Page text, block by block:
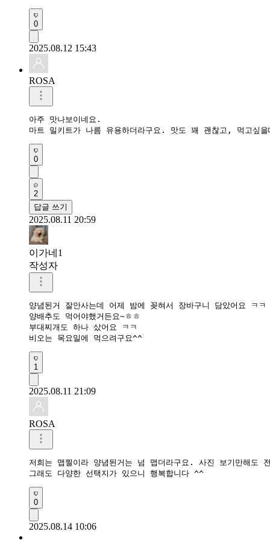
0
2025.08.12 15:43
ROSA
아주 맛나보이네요.
마트 밀키트가 나름 유용하더라구요. 맛도 꽤 괜찮고, 먹고싶
0
2
답글 쓰기
2025.08.11 20:59
이가네1
작성자
양념된거 잘안사는데 어제 밤에 꽂혀서 장바구니 담았어요 ㅋㅋ
양배추도 먹어야했거든요~ㅎㅎ
부대찌개도 하나 샀어요 ㅋㅋ
비오는 목요일에 먹으려구요^^
1
2025.08.11 21:09
ROSA
저희는 맵찔이라 양념된거는 넘 맵더라구요. 사진 보기만해도
그래도 다양한 선택지가 있으니 행복합니다 ^^
0
2025.08.14 10:06